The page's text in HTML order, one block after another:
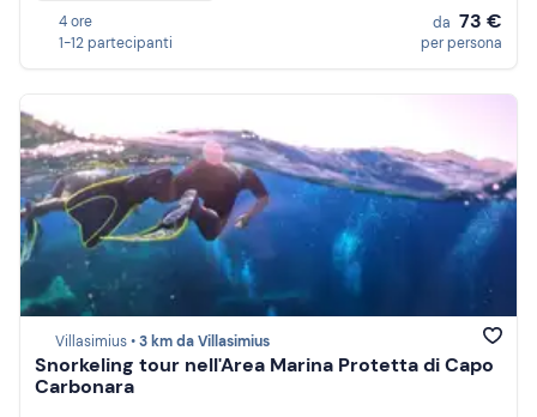
4 ore
1-12 partecipanti
da 73 €
per persona
Villasimius •3 km da Villasimius
Snorkeling tour nell'Area Marina Protetta di Capo
Carbonara